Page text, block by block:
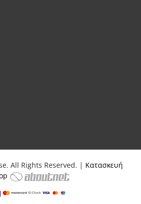
All Rights Reserved. | Κατασκευή